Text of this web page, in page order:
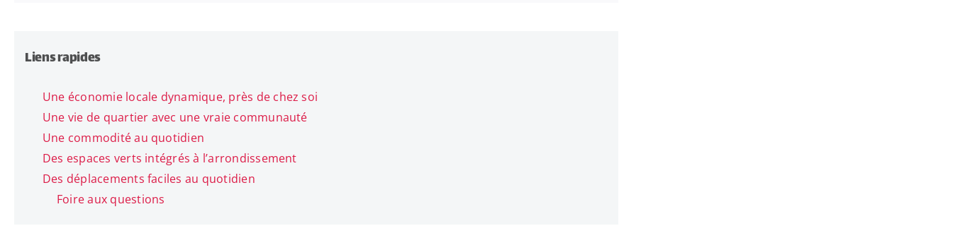
Liens rapides
Une économie locale dynamique, près de chez soi
Une vie de quartier avec une vraie communauté
Une commodité au quotidien
Des espaces verts intégrés à l’arrondissement
Des déplacements faciles au quotidien
Foire aux questions